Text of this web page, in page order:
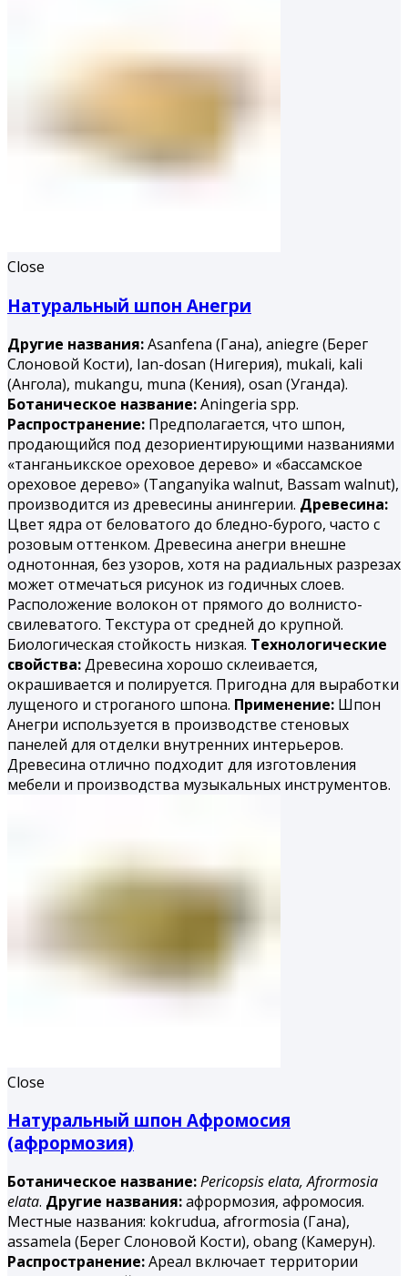
Close
Натуральный шпон Анегри
Другие названия:Asanfena (Гана), aniegre (Берег
Слоновой Кости), Ian-dosan (Нигерия), mukali, kali
(Ангола), mukangu, muna (Ке­ния), osan (Уганда).
Ботаническое название:Aningeria spp.
Распространение: Предполагается, что шпон,
продающийся под дезориентирующими названиями
«танганьикское ореховое дерево» и «бассамское
ореховое дерево» (Tanganyika walnut, Bassam walnut),
производится из древесины анингерии. Древесина:
Цвет ядра от беловатого до бледно-бурого, часто с
розовым оттенком. Древесина анегри внешне
однотонная, без узоров, хотя на радиальных разрезах
может отмечаться рисунок из годичных слоев.
Расположение волокон от прямого до волнисто-
свилеватого. Текстура от средней до крупной.
Биологическая стойкость низкая. Технологические
свойства:Древесина хорошо склеивается,
окрашивается и полируется. При­годна для выработки
лущеного и строганого шпона. Применение: Шпон
Анегри используется в производстве стеновых
панелей для отделки внутренних интерьеров.
Древесина отлично подходит для изготовления
мебели и производства музыкальных инструментов.
Close
Натуральный шпон Афромосия
(афрормозия)
Ботаническое название:Pericopsis elata,Afrormosia
elata. Другие названия:афрормозия, афромосия.
Местные названия: kokrudua, afrormosia (Гана),
assamela (Берег Слоновой Кости), obang (Камерун).
Распространение:Ареал включает территории